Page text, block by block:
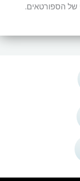
של הספורטאים.